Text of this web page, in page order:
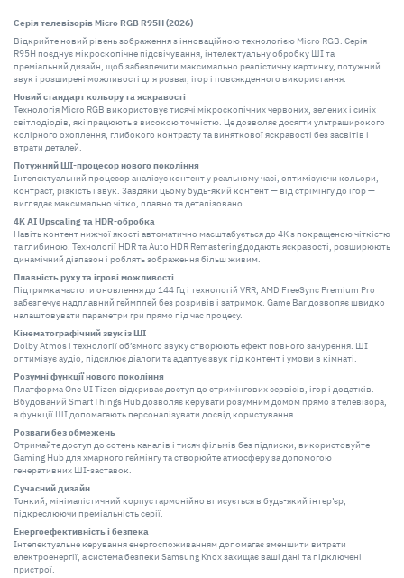
Серія телевізорів Micro RGB R95H (2026)
Відкрийте новий рівень зображення з інноваційною технологією Micro RGB. Серія
R95H поєднує мікроскопічне підсвічування, інтелектуальну обробку ШІ та
преміальний дизайн, щоб забезпечити максимально реалістичну картинку, потужний
звук і розширені можливості для розваг, ігор і повсякденного використання.
Новий стандарт кольору та яскравості
Технологія Micro RGB використовує тисячі мікроскопічних червоних, зелених і синіх
світлодіодів, які працюють з високою точністю. Це дозволяє досягти ультраширокого
колірного охоплення, глибокого контрасту та виняткової яскравості без засвітів і
втрати деталей.
Потужний ШІ-процесор нового покоління
Інтелектуальний процесор аналізує контент у реальному часі, оптимізуючи кольори,
контраст, різкість і звук. Завдяки цьому будь-який контент — від стрімінгу до ігор —
виглядає максимально чітко, плавно та деталізовано.
4K AI Upscaling та HDR-обробка
Навіть контент нижчої якості автоматично масштабується до 4K з покращеною чіткістю
та глибиною. Технології HDR та Auto HDR Remastering додають яскравості, розширюють
динамічний діапазон і роблять зображення більш живим.
Плавність руху та ігрові можливості
Підтримка частоти оновлення до 144 Гц і технологій VRR, AMD FreeSync Premium Pro
забезпечує надплавний геймплей без розривів і затримок. Game Bar дозволяє швидко
налаштовувати параметри гри прямо під час процесу.
Кінематографічний звук із ШІ
Dolby Atmos і технології об’ємного звуку створюють ефект повного занурення. ШІ
оптимізує аудіо, підсилює діалоги та адаптує звук під контент і умови в кімнаті.
Розумні функції нового покоління
Платформа One UI Tizen відкриває доступ до стримінгових сервісів, ігор і додатків.
Вбудований SmartThings Hub дозволяє керувати розумним домом прямо з телевізора,
а функції ШІ допомагають персоналізувати досвід користування.
Розваги без обмежень
Отримайте доступ до сотень каналів і тисяч фільмів без підписки, використовуйте
Gaming Hub для хмарного геймінгу та створюйте атмосферу за допомогою
генеративних ШІ-заставок.
Сучасний дизайн
Тонкий, мінімалістичний корпус гармонійно вписується в будь-який інтер’єр,
підкреслюючи преміальність серії.
Енергоефективність і безпека
Інтелектуальне керування енергоспоживанням допомагає зменшити витрати
електроенергії, а система безпеки Samsung Knox захищає ваші дані та підключені
пристрої.